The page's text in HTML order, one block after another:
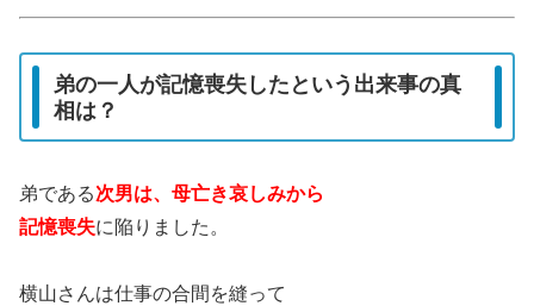
弟の一人が記憶喪失したという出来事の真
相は？
弟である次男は、母亡き哀しみから
記憶喪失に陥りました。
横山さんは仕事の合間を縫って